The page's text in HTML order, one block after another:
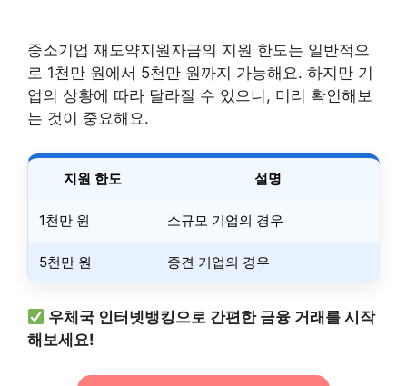
중소기업 재도약지원자금의 지원 한도는 일반적으
로 1천만 원에서 5천만 원까지 가능해요. 하지만 기
업의 상황에 따라 달라질 수 있으니, 미리 확인해보
는 것이 중요해요.
지원 한도 설명
1천만 원 소규모 기업의 경우
5천만 원 중견 기업의 경우
우체국 인터넷뱅킹으로 간편한 금융 거래를 시작
해보세요!